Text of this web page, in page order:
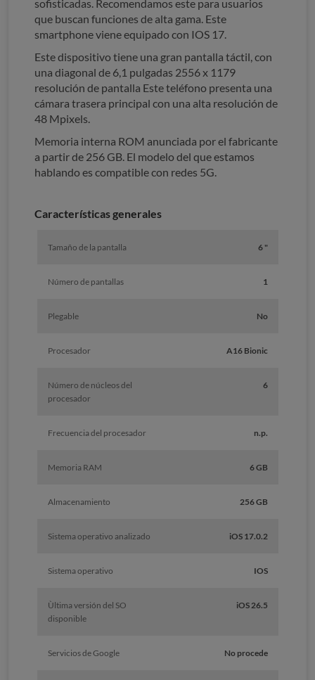
sofisticadas. Recomendamos este para usuarios
que buscan funciones de alta gama. Este
smartphone viene equipado con IOS 17.
Este dispositivo tiene una gran pantalla táctil, con
una diagonal de 6,1 pulgadas 2556 x 1179
resolución de pantalla Este teléfono presenta una
cámara trasera principal con una alta resolución de
48 Mpixels.
Memoria interna ROM anunciada por el fabricante
a partir de 256 GB. El modelo del que estamos
hablando es compatible con redes 5G.
Características generales
Tamaño de la pantalla 6 "
Número de pantallas 1
Plegable No
Procesador A16 Bionic
Número de núcleos del
procesador
6
Frecuencia del procesador n.p.
Memoria RAM 6 GB
Almacenamiento 256 GB
Sistema operativo analizado iOS 17.0.2
Sistema operativo IOS
Ùltima versión del SO
disponible
iOS 26.5
Servicios de Google No procede